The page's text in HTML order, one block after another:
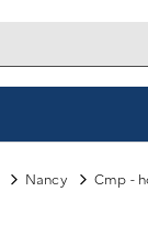
Nancy Cmp -